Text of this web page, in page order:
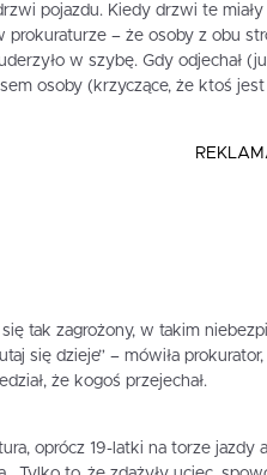
pojazdu. Kiedy drzwi te
prokuraturze – że osoby z obu
w szybę. Gdy odjechał
osoby (krzyczące, że ktoś
się tak zagrożony, w takim
się dzieje” – mówiła
że kogoś przejechał.
oprócz 19-latki na torze